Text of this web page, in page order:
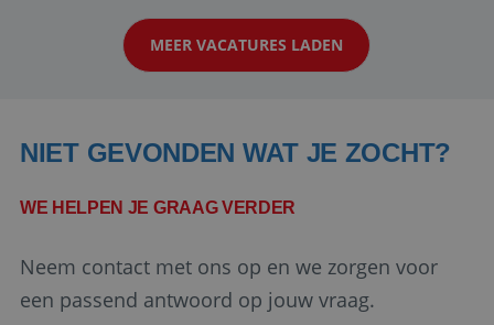
klanten te overtuigen om die droomreis te
boeken! ...
MEER VACATURES LADEN
NIET GEVONDEN WAT JE ZOCHT?
WE HELPEN JE GRAAG VERDER
Neem contact met ons op en we zorgen voor
een passend antwoord op jouw vraag.
Google Privacy Policy